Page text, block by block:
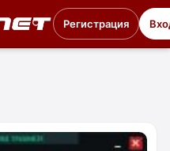
Регистрация